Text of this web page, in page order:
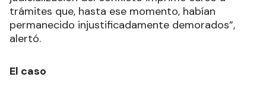
trámites que, hasta ese momento, habían
permanecido injustificadamente demorados”,
alertó.
El caso